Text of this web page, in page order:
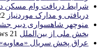
دریافتی و مدارک موردنیاز
بخش ملی از بین‌الملل 21 views
عراق پخش سریال «معاویه»